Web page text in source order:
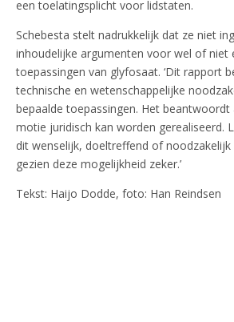
een toelatingsplicht voor lidstaten.
Schebesta stelt nadrukkelijk dat ze niet
inhoudelijke argumenten voor wel of niet
toepassingen van glyfosaat. ‘Dit rapport
technische en wetenschappelijke
bepaalde toepassingen. Het beantwoordt
motie juridisch kan worden gerealiseerd.
dit wenselijk, doeltreffend of
gezien deze mogelijkheid zeker.’
Tekst: Haijo Dodde, foto: Han Reindsen